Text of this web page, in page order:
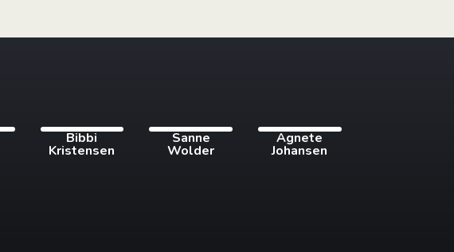
Bibbi
Kristensen
Sanne
Wolder
Agnete
Johansen